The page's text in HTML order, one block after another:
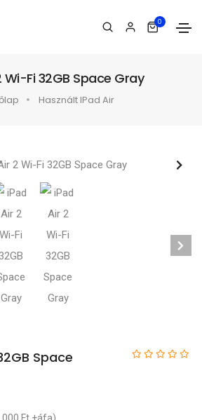
0
Wi-Fi 32GB Space Gray
Használt IPad Air
Space